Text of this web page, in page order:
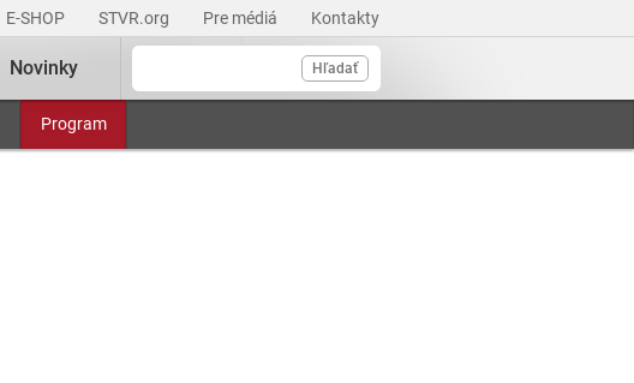
E-SHOP STVR.org Pre médiá Kontakty
Hľadať
Program
Novinky